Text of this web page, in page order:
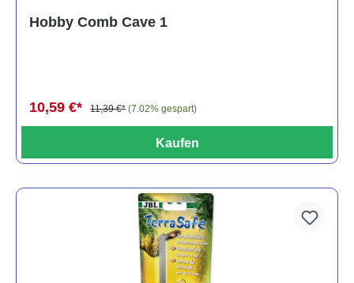
Hobby Comb Cave 1
10,59 €* 11,39 €* (7.02% gespart)
Kaufen